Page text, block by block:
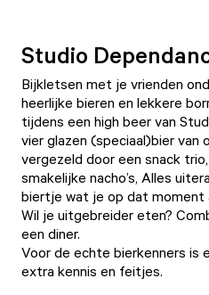
Studio
Bijkletsen met je vrienden
heerlijke bieren en lekkere
tijdens een high beer van
vier glazen (speciaal)bier van
vergezeld door een snack
smakelijke nacho’s, Alles
biertje wat je op dat moment
Wil je uitgebreider eten?
een diner.
Voor de echte bierkenners is
extra kennis en feitjes.